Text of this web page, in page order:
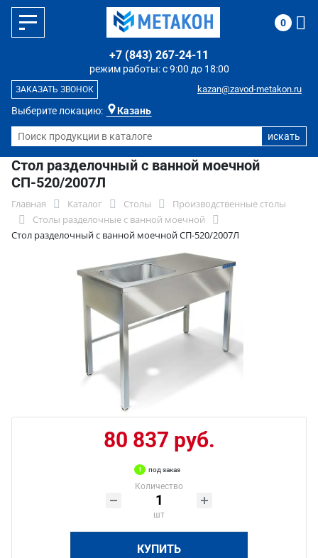
Выберите локацию: Казань
режим работы: с 9:00 до 18:00
+7 (843) 267-24-11
kazan@zavod-metakon.ru
ЗАКАЗАТЬ ЗВОНОК
0
Стол разделочный с ванной моечной
СП-520/2007Л
Главная Каталог Столы
Производственные столы
Столы разделочные с ванной моечной
Стол разделочный с ванной моечной СП-520/2007Л
80 837 руб.
под заказ
Количество
шт
КУПИТЬ